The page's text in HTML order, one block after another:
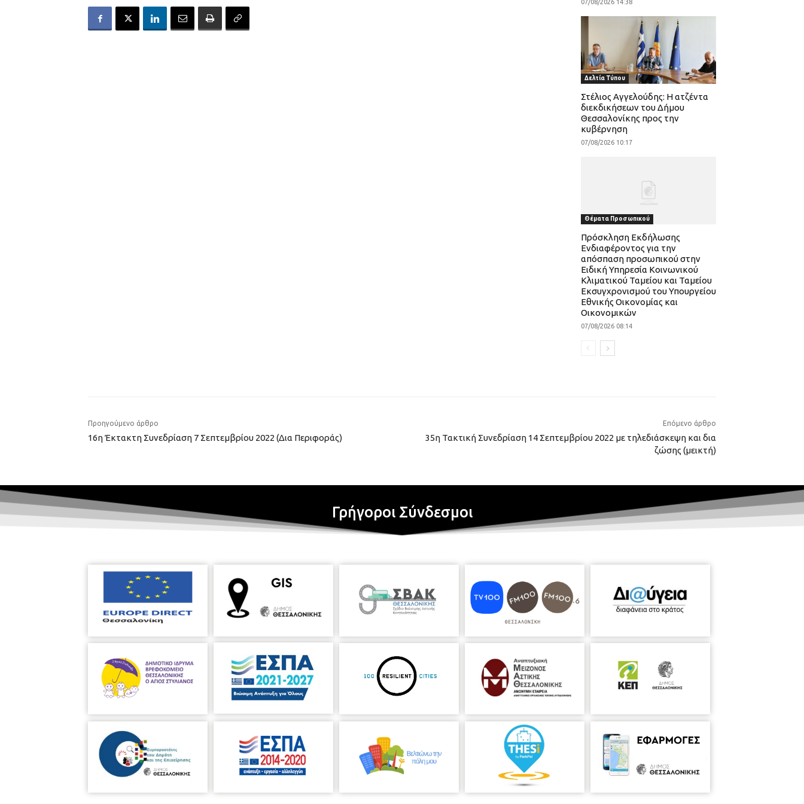
07/08/2026 14:38
Δελτία Τύπου
Στέλιος Αγγελούδης: Η ατζέντα
διεκδικήσεων του Δήμου
Θεσσαλονίκης προς την
κυβέρνηση
07/08/2026 10:17
Θέματα Προσωπικού
Πρόσκληση Εκδήλωσης
Ενδιαφέροντος για την
απόσπαση προσωπικού στην
Ειδική Υπηρεσία Κοινωνικού
Κλιματικού Ταμείου και Ταμείου
Εκσυγχρονισμού του Υπουργείου
Εθνικής Οικονομίας και
Οικονομικών
07/08/2026 08:14
Προηγούμενο άρθρο
16η Έκτακτη Συνεδρίαση 7 Σεπτεμβρίου 2022 (Δια Περιφοράς)
Επόμενο άρθρο
35η Τακτική Συνεδρίαση 14 Σεπτεμβρίου 2022 με τηλεδιάσκεψη και δια
ζώσης (μεικτή)
Γρήγοροι Σύνδεσμοι